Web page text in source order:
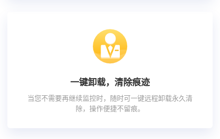
一键卸载，清除痕迹
当您不需要再继续监控时，随时可一键远程卸载永久清
除，操作便捷不留痕。